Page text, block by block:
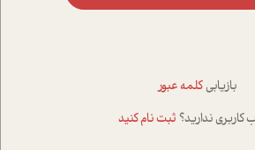
بازیابی کلمه عبور
ندارید؟ ثبت نام کنید